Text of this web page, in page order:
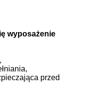
wyposażenie
przed